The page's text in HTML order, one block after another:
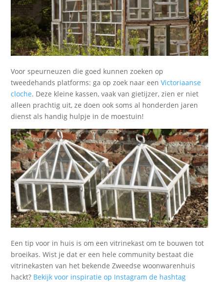
Voor speurneuzen die goed kunnen zoeken op
tweedehands platforms: ga op zoek naar eenVictoriaanse
cloche. Deze kleine kassen, vaak van gietijzer, zien er niet
alleen prachtig uit, ze doen ook soms al honderden jaren
dienst als handig hulpje in de moestuin!
Een tip voor in huis is om een vitrinekast om te bouwen tot
broeikas. Wist je dat er een hele community bestaat die
vitrinekasten van het bekende Zweedse woonwarenhuis
hackt? Bekijk voor inspiratie op Instagram de hashtag